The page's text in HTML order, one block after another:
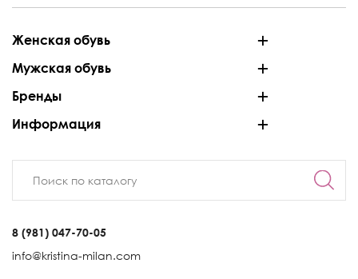
Женская обувь
Мужская обувь
Бренды
Информация
8 (981) 047-70-05
info@kristina-milan.com